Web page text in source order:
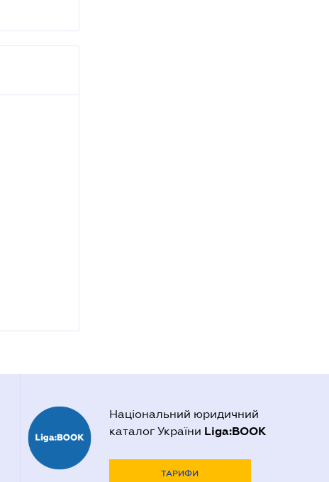
Національний юридичний
каталог України Liga:BOOK
ТАРИФИ